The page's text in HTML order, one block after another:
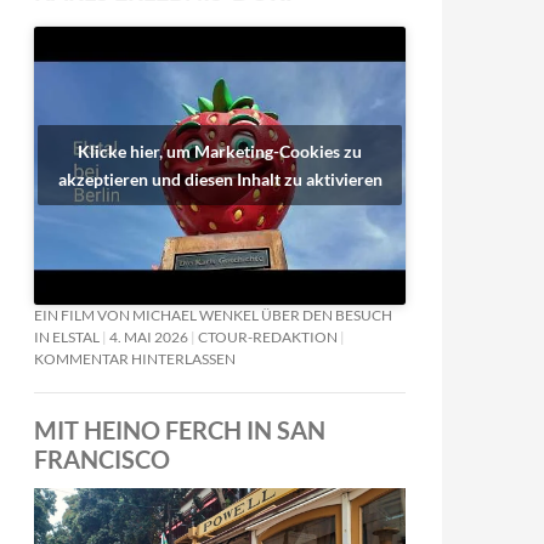
Klicke hier, um Marketing-Cookies zu
akzeptieren und diesen Inhalt zu aktivieren
EIN FILM VON MICHAEL WENKEL ÜBER DEN BESUCH
IN ELSTAL 4. MAI 2026 CTOUR-REDAKTION
KOMMENTAR HINTERLASSEN
MIT HEINO FERCH IN SAN
FRANCISCO